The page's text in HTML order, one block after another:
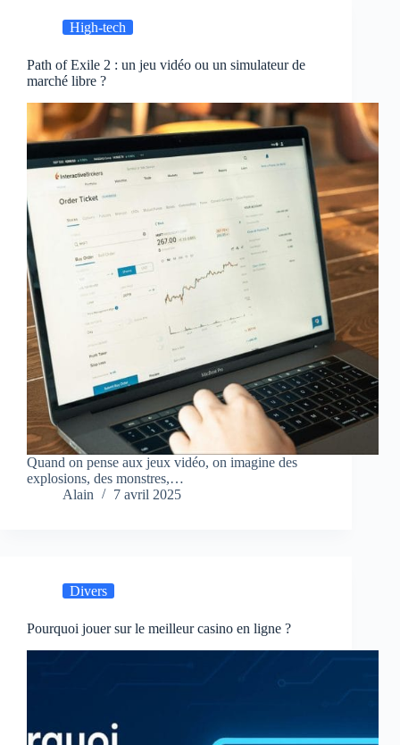
High-tech
Path of Exile 2 : un jeu vidéo ou un simulateur de
marché libre ?
Quand on pense aux jeux vidéo, on imagine des
explosions, des monstres,…
Alain
7 avril 2025
Divers
Pourquoi jouer sur le meilleur casino en ligne ?